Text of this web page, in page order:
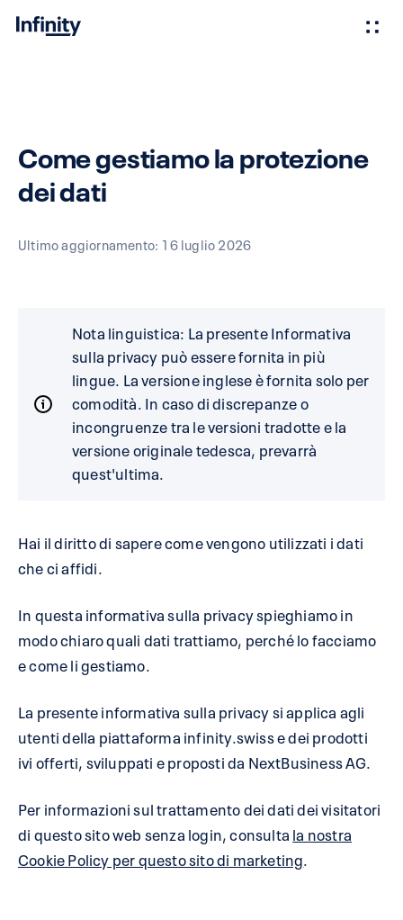
Come gestiamo la protezione
dei dati
Ultimo aggiornamento: 16 luglio 2026
Nota linguistica: La presente Informativa
sulla privacy può essere fornita in più
lingue. La versione inglese è fornita solo per
comodità. In caso di discrepanze o
incongruenze tra le versioni tradotte e la
versione originale tedesca, prevarrà
quest'ultima.
Hai il diritto di sapere come vengono utilizzati i dati
che ci affidi.
In questa informativa sulla privacy spieghiamo in
modo chiaro quali dati trattiamo, perché lo facciamo
e come li gestiamo.
La presente informativa sulla privacy si applica agli
utenti della piattaforma infinity.swiss e dei prodotti
ivi offerti, sviluppati e proposti da NextBusiness AG.
Per informazioni sul trattamento dei dati dei visitatori
di questo sito web senza login, consulta la nostra
Cookie Policy per questo sito di marketing.